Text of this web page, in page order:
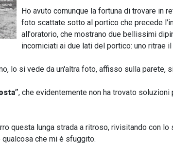
Ho avuto comunque la fortuna di trovare in
foto scattate sotto al portico che precede
all'oratorio, che mostrano due bellissimi
incorniciati ai due lati del portico: uno ritrae
lo si vede da un'altra foto, affisso sulla parete,
, che evidentemente non ha trovato soluzioni
questa lunga strada a ritroso, rivisitando con
che mi è sfuggito.